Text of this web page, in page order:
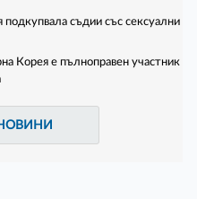
съдии със сексуални
Корея е пълноправен участник